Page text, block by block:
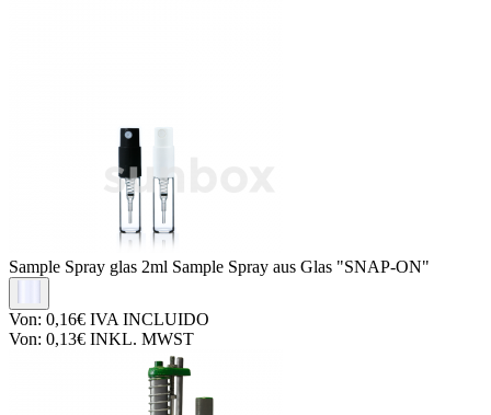
Sample Spray glas 2ml Sample Spray aus Glas "SNAP-ON"
Von: 0,16€ IVA INCLUIDO
Von: 0,13€ INKL. MWST